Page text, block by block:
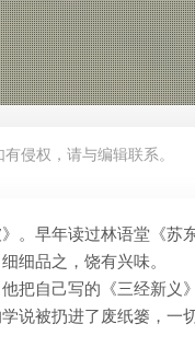
侵权，请与编辑联系。
。早年读过林语堂《苏
细品之，饶有兴味。
把自己写的《三经新义
说被扔进了废纸篓，一